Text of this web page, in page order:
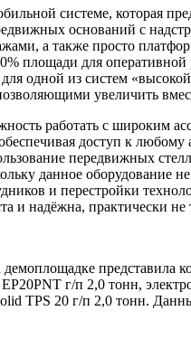
системе, которая
оснований с
а также просто
площади для
одной из систем
увеличить
работать с широким
доступ к
передвижных
данное оборудование
и перестройки
и надёжна, практически не
представила
г/п 2,0 тонн,
TPS 20 г/п 2,0 тонн.